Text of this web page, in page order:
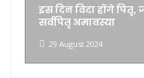
विवाहित जोड़े द्वारा
के समझौते की कोई
24 May 2024